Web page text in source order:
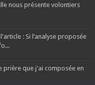
nous présente volontiers
: Si l’analyse proposée
prière que j'ai composée en